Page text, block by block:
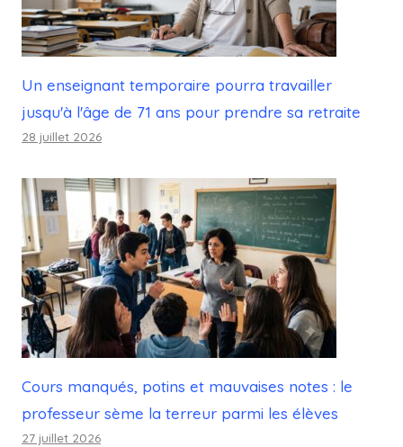
Un enseignant temporaire pourra travailler
jusqu'à l'âge de 71 ans pour prendre sa retraite
28 juillet 2026
Cours manqués, potins et mauvaises notes : le
professeur sème la terreur parmi les élèves
27 juillet 2026